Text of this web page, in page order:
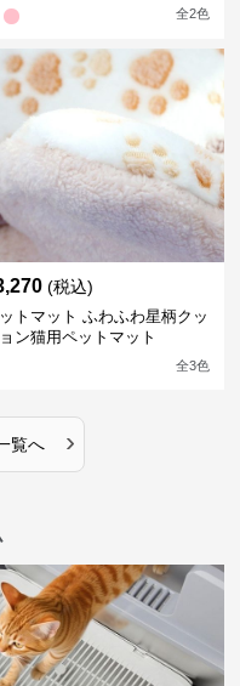
全2色
(税込)
トマット ふわふわ星柄クッ
ン猫用ペットマット
全3色
覧へ ›